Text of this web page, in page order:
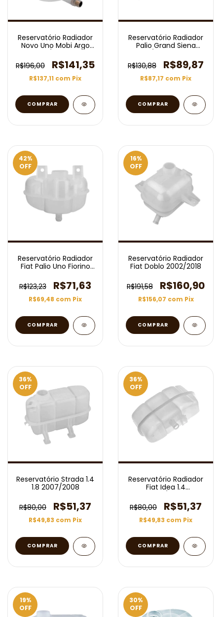
Reservatório Radiador
Novo Uno Mobi Argo
R$196,00
R$141,35
R$137,11 com Pix
Reservatório Radiador
Palio Grand Siena
R$130,88
R$89,87
R$87,17 com Pix
42%
OFF
Reservatório Radiador
Fiat Palio Uno Fiorino
R$123,23
R$71,63
R$69,48 com Pix
16%
OFF
Reservatório Radiador
Fiat Doblo 2002/2018
R$191,58 R$160,90
R$156,07 com Pix
36%
OFF
Reservatório Strada 1.4
1.8 2007/2008
R$80,00 R$51,37
R$49,83 com Pix
36%
OFF
Reservatório Radiador
Fiat Idea 1.4
R$80,00
R$51,37
R$49,83 com Pix
19%
OFF
30%
OFF